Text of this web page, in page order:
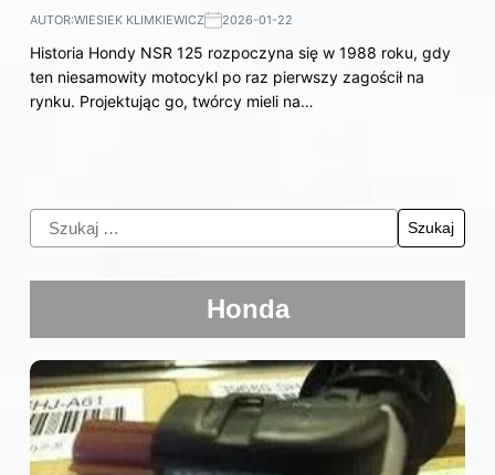
AUTOR:WIESIEK KLIMKIEWICZ 2026-01-22
Historia Hondy NSR 125 rozpoczyna się w 1988 roku, gdy
ten niesamowity motocykl po raz pierwszy zagościł na
rynku. Projektując go, twórcy mieli na…
Honda